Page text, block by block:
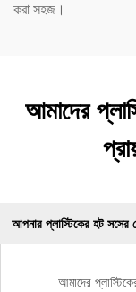
করা সহজ।
আমাদের
আপনার প্লাস্টিকের হট
আমাদের